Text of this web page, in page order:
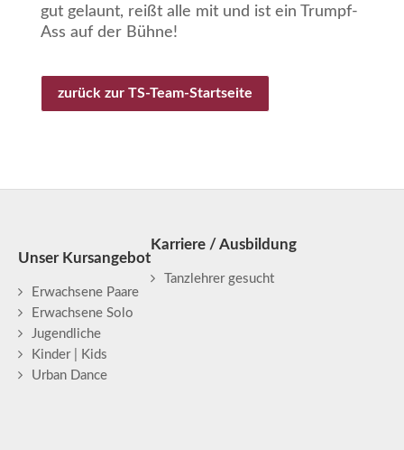
gut gelaunt, reißt alle mit und ist ein Trumpf-
Ass auf der Bühne!
zurück zur TS-Team-Startseite
Unser Kursangebot
Erwachsene Paare
Erwachsene Solo
Jugendliche
Kinder | Kids
Urban Dance
Karriere / Ausbildung
Tanzlehrer gesucht